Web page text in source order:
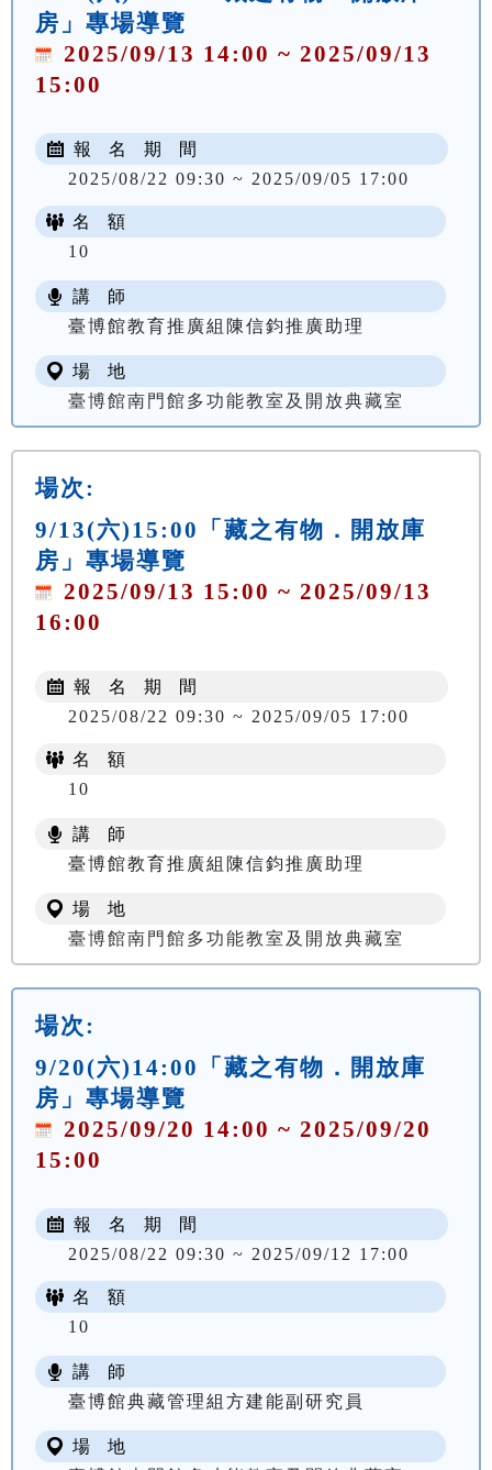
房」專場導覽
2025/09/13 14:00 ~ 2025/09/13
15:00
報 名 期 間
2025/08/22 09:30 ~ 2025/09/05 17:00
名 額
10
講 師
臺博館教育推廣組陳信鈞推廣助理
場 地
臺博館南門館多功能教室及開放典藏室
場次:
9/13(六)15:00「藏之有物．開放庫
房」專場導覽
2025/09/13 15:00 ~ 2025/09/13
16:00
報 名 期 間
2025/08/22 09:30 ~ 2025/09/05 17:00
名 額
10
講 師
臺博館教育推廣組陳信鈞推廣助理
場 地
臺博館南門館多功能教室及開放典藏室
場次:
9/20(六)14:00「藏之有物．開放庫
房」專場導覽
2025/09/20 14:00 ~ 2025/09/20
15:00
報 名 期 間
2025/08/22 09:30 ~ 2025/09/12 17:00
名 額
10
講 師
臺博館典藏管理組方建能副研究員
場 地